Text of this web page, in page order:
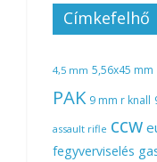
Címkefelhő
4,5 mm 5,56x45 mm
PAK 9 mm r knall
assault rifle ccw
fegyverviselés